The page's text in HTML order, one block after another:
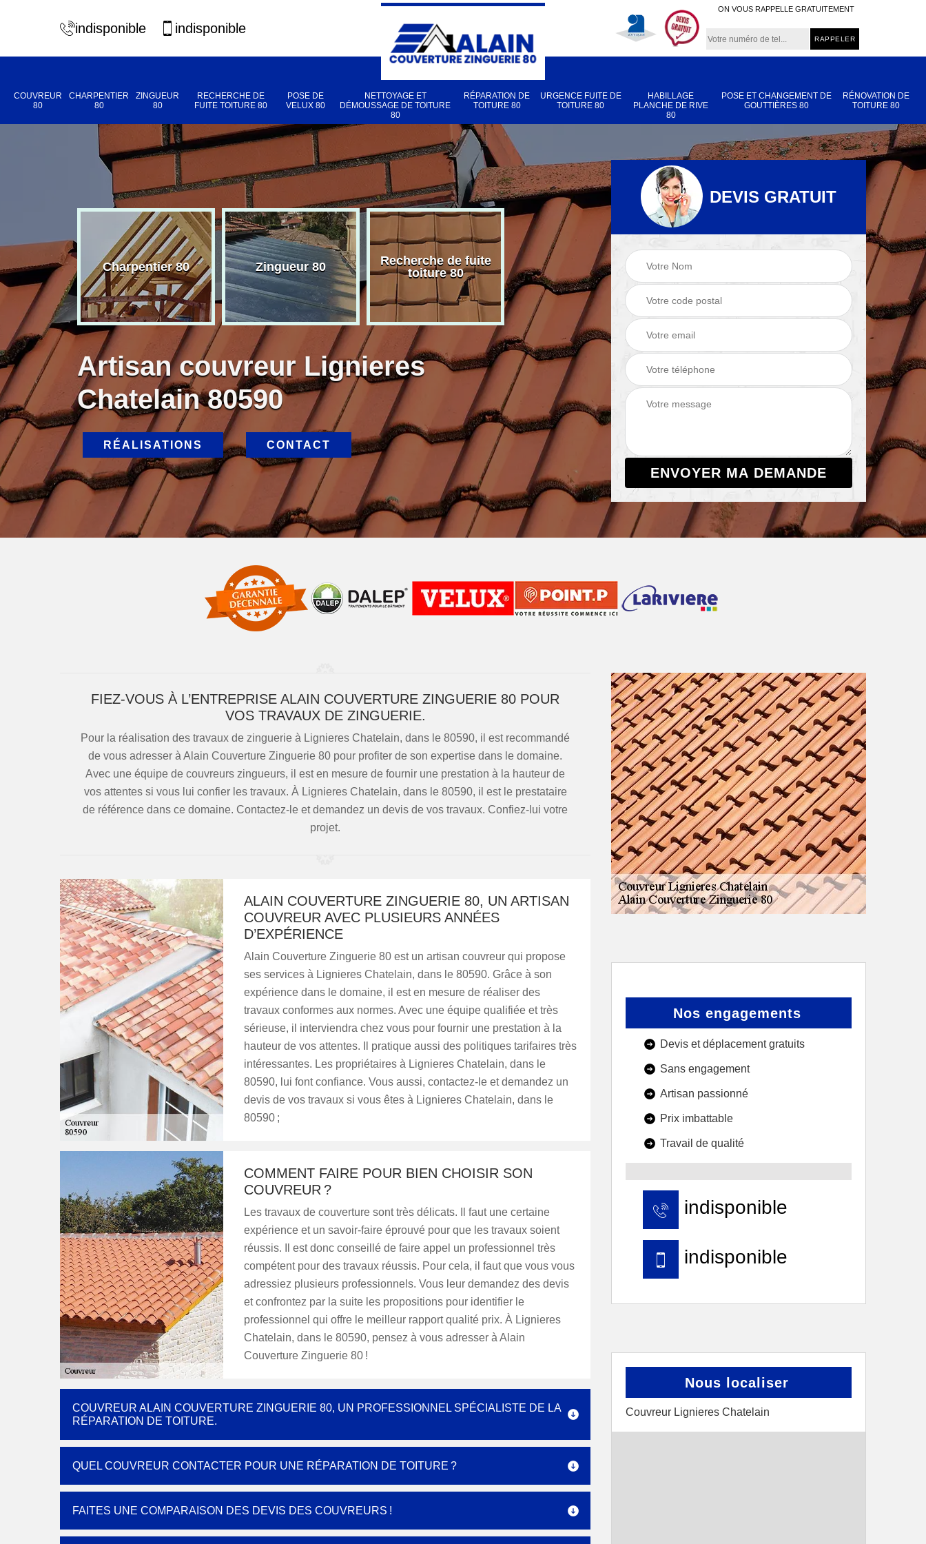
indisponible indisponible
ON VOUS RAPPELLE GRATUITEMENT
COUVREUR
80
CHARPENTIER
80
ZINGUEUR
80
RECHERCHE DE
FUITE TOITURE 80
POSE DE
VELUX 80
NETTOYAGE ET
DÉMOUSSAGE DE TOITURE
80
RÉPARATION DE
TOITURE 80
URGENCE FUITE DE
TOITURE 80
HABILLAGE
PLANCHE DE RIVE
80
POSE ET CHANGEMENT DE
GOUTTIÈRES 80
RÉNOVATION DE
TOITURE 80
80 Charpentier 80 Zingueur 80
Recherche de fuite
toiture 80
Pose de velux 80
Nettoyage et
démoussage de
toiture 80
Réparation de
toiture 80
Artisan couvreur Lignieres
Chatelain 80590
RÉALISATIONS CONTACT
DEVIS GRATUIT
FIEZ-VOUS À L’ENTREPRISE ALAIN COUVERTURE ZINGUERIE 80 POUR
VOS TRAVAUX DE ZINGUERIE.
Pour la réalisation des travaux de zinguerie à Lignieres Chatelain, dans le 80590, il est recommandé
de vous adresser à Alain Couverture Zinguerie 80 pour profiter de son expertise dans le domaine.
Avec une équipe de couvreurs zingueurs, il est en mesure de fournir une prestation à la hauteur de
vos attentes si vous lui confier les travaux. À Lignieres Chatelain, dans le 80590, il est le prestataire
de référence dans ce domaine. Contactez-le et demandez un devis de vos travaux. Confiez-lui votre
projet.
ALAIN COUVERTURE ZINGUERIE 80, UN ARTISAN
COUVREUR AVEC PLUSIEURS ANNÉES
D’EXPÉRIENCE
Alain Couverture Zinguerie 80 est un artisan couvreur qui propose
ses services à Lignieres Chatelain, dans le 80590. Grâce à son
expérience dans le domaine, il est en mesure de réaliser des
travaux conformes aux normes. Avec une équipe qualifiée et très
sérieuse, il interviendra chez vous pour fournir une prestation à la
hauteur de vos attentes. Il pratique aussi des politiques tarifaires très
intéressantes. Les propriétaires à Lignieres Chatelain, dans le
80590, lui font confiance. Vous aussi, contactez-le et demandez un
devis de vos travaux si vous êtes à Lignieres Chatelain, dans le
80590 ;
COMMENT FAIRE POUR BIEN CHOISIR SON
COUVREUR ?
Les travaux de couverture sont très délicats. Il faut une certaine
expérience et un savoir-faire éprouvé pour que les travaux soient
réussis. Il est donc conseillé de faire appel un professionnel très
compétent pour des travaux réussis. Pour cela, il faut que vous vous
adressiez plusieurs professionnels. Vous leur demandez des devis
et confrontez par la suite les propositions pour identifier le
professionnel qui offre le meilleur rapport qualité prix. À Lignieres
Chatelain, dans le 80590, pensez à vous adresser à Alain
Couverture Zinguerie 80 !
COUVREUR ALAIN COUVERTURE ZINGUERIE 80, UN PROFESSIONNEL SPÉCIALISTE DE LA
RÉPARATION DE TOITURE.
QUEL COUVREUR CONTACTER POUR UNE RÉPARATION DE TOITURE ?
FAITES UNE COMPARAISON DES DEVIS DES COUVREURS !
Nos engagements
Devis et déplacement gratuits
Sans engagement
Artisan passionné
Prix imbattable
Travail de qualité
indisponible
indisponible
Nous localiser
Couvreur Lignieres Chatelain